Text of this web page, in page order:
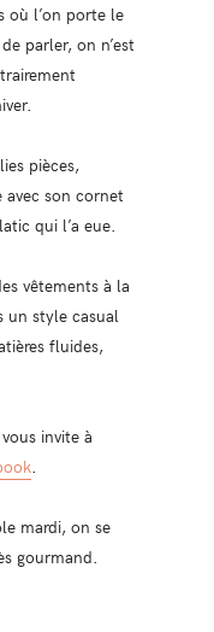
où l’on porte le
parler, on n’est
pièces,
avec son cornet
qui l’a eue.
vêtements à la
un style casual
fluides,
invite à
.
mardi, on se
gourmand.